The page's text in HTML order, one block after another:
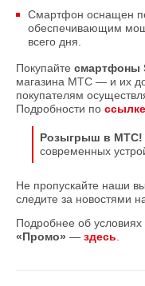
Смартфон оснащен
обеспечивающим
всего дня.
Покупайте смартфоны
магазина МТС — и их
покупателям
Подробности по ссылке
Розыгрыш в МТС!
современных
Не пропускайте наши
следите за новостями
Подробнее об условиях
«Промо» — здесь